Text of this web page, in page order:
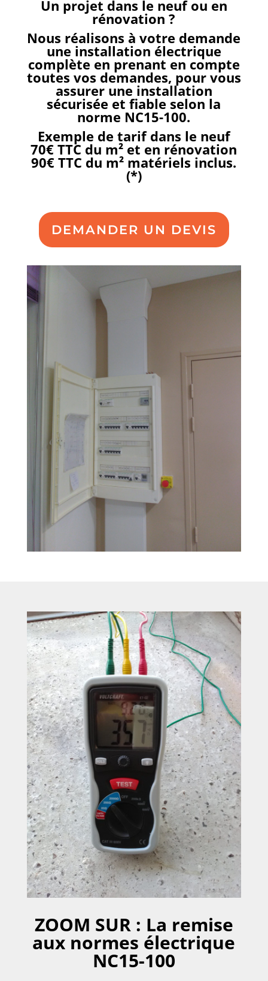
Un projet dans le neuf ou en
rénovation ?
Nous réalisons à votre demande
une installation électrique
complète en prenant en compte
toutes vos demandes, pour vous
assurer une installation
sécurisée et fiable selon la
norme NC15-100.
Exemple de tarif dans le neuf
70€ TTC du m² et en rénovation
90€ TTC du m² matériels inclus.
(*)
DEMANDER UN DEVIS
ZOOM SUR : La remise
aux normes électrique
NC15-100